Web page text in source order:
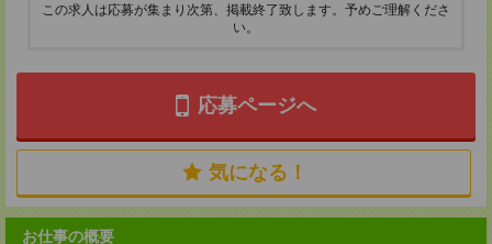
この求人は応募が集まり次第、掲載終了致します。予めご理解くださ
い。
応募ページへ
気になる！
お仕事の概要